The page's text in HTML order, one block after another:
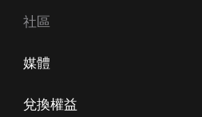
社區
媒體
兌換權益